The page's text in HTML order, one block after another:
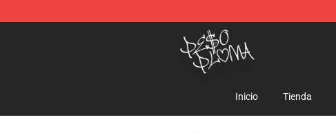
Peso Pluma Store - Official Peso Pluma Merchandise Shop
Inicio Tienda